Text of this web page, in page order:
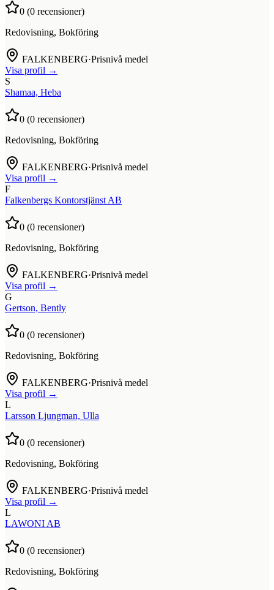
0 (0 recensioner)
Redovisning, Bokföring
FALKENBERG·Prisnivå medel
Visa profil →
S
Shamaa, Heba
0 (0 recensioner)
Redovisning, Bokföring
FALKENBERG·Prisnivå medel
Visa profil →
F
Falkenbergs Kontorstjänst AB
0 (0 recensioner)
Redovisning, Bokföring
FALKENBERG·Prisnivå medel
Visa profil →
G
Gertson, Bently
0 (0 recensioner)
Redovisning, Bokföring
FALKENBERG·Prisnivå medel
Visa profil →
L
Larsson Ljungman, Ulla
0 (0 recensioner)
Redovisning, Bokföring
FALKENBERG·Prisnivå medel
Visa profil →
L
LAWONI AB
0 (0 recensioner)
Redovisning, Bokföring